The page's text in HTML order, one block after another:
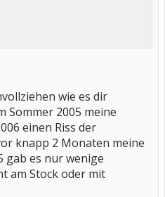
wie es dir
Sommer 2005 meine
einen Riss der
knapp 2 Monaten meine
gab es nur wenige
am Stock oder mit